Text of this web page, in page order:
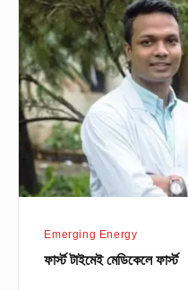
মেডিকেলে
ফার্স্ট
Emerging Energy
ফার্স্ট টাইমেই মেডিকেলে ফার্স্ট